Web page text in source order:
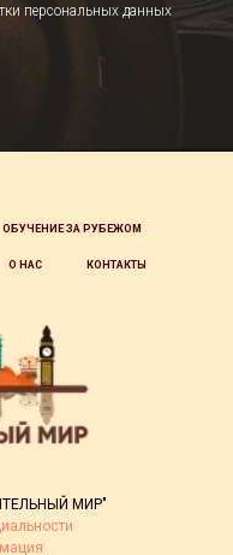
персональных данных
КОНТАКТЫ
О НАС
ОБУЧЕНИЕ ЗА РУБЕЖОМ
МИР"